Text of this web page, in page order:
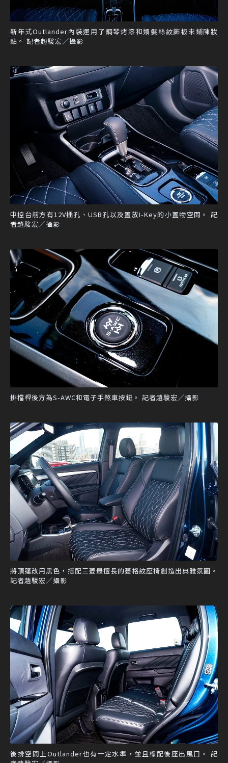
新年式Outlander內裝運用了鋼琴烤漆和類髮絲紋飾板來鋪陳妝
點。 記者趙駿宏／攝影
中控台前方有12V插孔、USB孔以及置放I-Key的小置物空間。 記
者趙駿宏／攝影
排檔桿後方為S-AWC和電子手煞車按鈕。 記者趙駿宏／攝影
將頂蓬改用黑色，搭配三菱最擅長的菱格紋座椅創造出典雅氛圍。
記者趙駿宏／攝影
後排空間上Outlander也有一定水準，並且標配後座出風口。 記